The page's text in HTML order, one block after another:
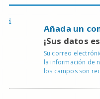
Añada un
¡Sus datos
Su correo
la información de
los campos son